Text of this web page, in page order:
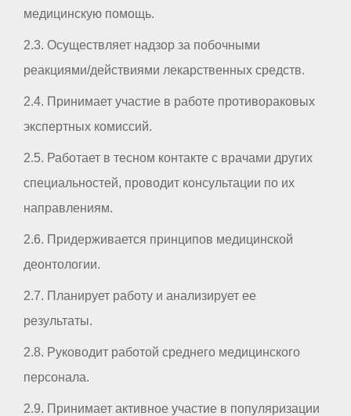
медицинскую помощь.
2.3. Осуществляет надзор за побочными
реакциями/действиями лекарственных средств.
2.4. Принимает участие в работе противораковых
экспертных комиссий.
2.5. Работает в тесном контакте с врачами других
специальностей, проводит консультации по их
направлениям.
2.6. Придерживается принципов медицинской
деонтологии.
2.7. Планирует работу и анализирует ее
результаты.
2.8. Руководит работой среднего медицинского
персонала.
2.9. Принимает активное участие в популяризации